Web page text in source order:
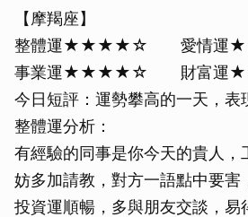
【摩羯座】
整體運★★★★☆ 愛情運
事業運★★★★☆ 財富運
今日短評：運勢攀高的一天，表
整體運分析：
有經驗的同事是你今天的貴人，
妨多加請教，對方一語點中要害
投資運順暢，多與朋友交談，易